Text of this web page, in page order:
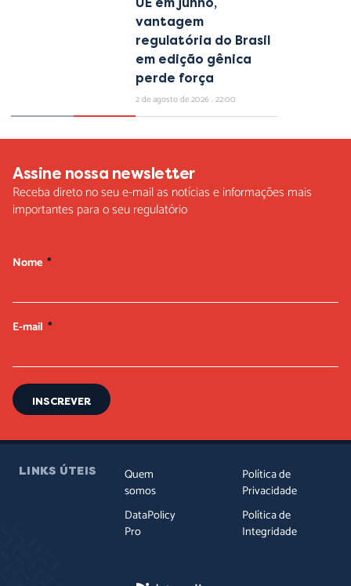
vantagem
regulatória do Brasil
em edição gênica
perde força
2 de agosto de 2026 22:00
Assine nossa newsletter
Receba direto no seu e-mail as notícias e informações mais
importantes para o seu regulatório
Nome
E-mail
INSCREVER
LINKS ÚTEIS
Quem
somos
DataPolicy
Pro
Política de
Privacidade
Política de
Integridade